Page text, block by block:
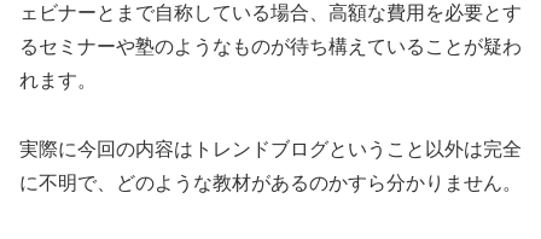
ェビナーとまで自称している場合、 高額な費用を必要とす
るセミナーや塾のようなものが待ち構えていることが疑わ
れます。
実際に今回の内容はトレンドブログということ以外は完全
に不明で、どのような教材があるのかすら分かりません。